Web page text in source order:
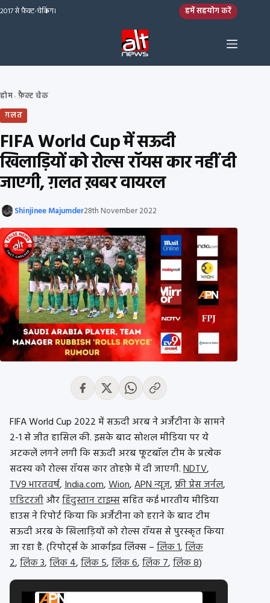
Skip to content
2017 से फ़ैक्ट-चेकिंग। हमें सहयोग करें
होम› फ़ैक्ट चेक
ग़लत
FIFA World Cup में सऊदी
खिलाड़ियों को रोल्स रॉयस कार नहीं दी
जाएगी, ग़लत ख़बर वायरल
Shinjinee Majumder28th November 2022
FIFA World Cup 2022 में सऊदी अरब ने अर्जेंटीना के सामने
2-1 से जीत हासिल की. इसके बाद सोशल मीडिया पर ये
अटकलें लगने लगी कि सऊदी अरब फूटबॉल टीम के प्रत्येक
सदस्य को रोल्स रॉयस कार तोहफ़े में दी जाएगी.NDTV,
TV9 भारतवर्ष,India.com,Wion,APN न्यूज़,फ्री प्रेस जर्नल,
एडिटरजीऔरहिंदुस्तान टाइम्ससहित कई भारतीय मीडिया
हाउस ने रिपोर्ट किया कि अर्जेंटीना को हराने के बाद टीम
सऊदी अरब के खिलाड़ियों को रोल्स रॉयस से पुरस्कृत किया
जा रहा है. (रिपोर्ट्स के आर्काइव लिंक्स –लिंक 1,लिंक
2,लिंक 3,लिंक 4,लिंक 5,लिंक 6,लिंक 7,लिंक 8)